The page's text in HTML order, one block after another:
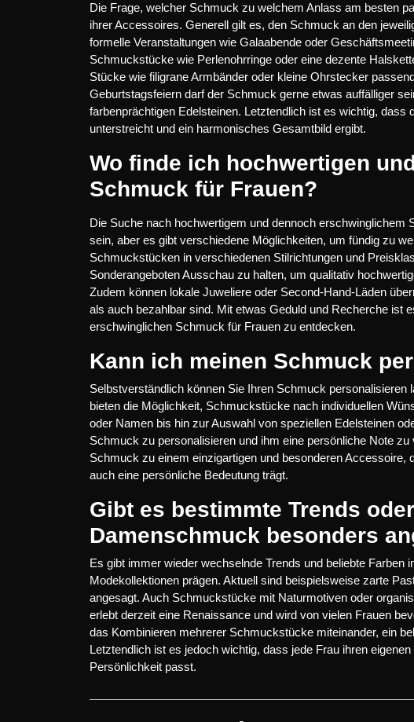
Die Frage, welcher Schmuck zu welchem Anlass am besten
ihrer Accessoires. Generell gilt es, den Schmuck an den
formelle Veranstaltungen wie Galaabende oder
Schmuckstücke wie Perlenohrringe oder eine dezente
Stücke wie filigrane Armbänder oder kleine Ohrstecker
Geburtstagsfeiern darf der Schmuck gerne etwas auffälliger
farbenprächtigen Edelsteinen. Letztendlich ist es wichtig, dass
unterstreicht und ein harmonisches Gesamtbild ergibt.
Wo finde ich hochwertigen
Schmuck für Frauen?
Die Suche nach hochwertigem und dennoch erschwinglichem
sein, aber es gibt verschiedene Möglichkeiten, um fündig zu
Schmuckstücken in verschiedenen Stilrichtungen und
Sonderangeboten Ausschau zu halten, um qualitativ
Zudem können lokale Juweliere oder Second-Hand-Läden
als auch bezahlbar sind. Mit etwas Geduld und Recherche ist
erschwinglichen Schmuck für Frauen zu entdecken.
Kann ich meinen Schmuck
Selbstverständlich können Sie Ihren Schmuck
bieten die Möglichkeit, Schmuckstücke nach individuellen
oder Namen bis hin zur Auswahl von speziellen Edelsteinen
Schmuck zu personalisieren und ihm eine persönliche Note
Schmuck zu einem einzigartigen und besonderen
auch eine persönliche Bedeutung trägt.
Gibt es bestimmte Trends
Damenschmuck besonders
Es gibt immer wieder wechselnde Trends und beliebte Farben
Modekollektionen prägen. Aktuell sind beispielsweise zarte
angesagt. Auch Schmuckstücke mit Naturmotiven oder
erlebt derzeit eine Renaissance und wird von vielen Frauen
das Kombinieren mehrerer Schmuckstücke miteinander, ein
Letztendlich ist es jedoch wichtig, dass jede Frau ihren
Persönlichkeit passt.